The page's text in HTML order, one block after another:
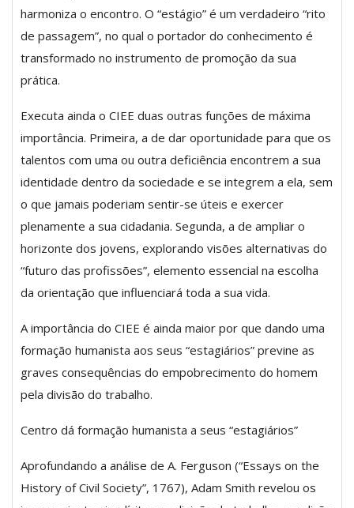
harmoniza o encontro. O “estágio” é um verdadeiro “rito
de passagem”, no qual o portador do conhecimento é
transformado no instrumento de promoção da sua
prática.
Executa ainda o CIEE duas outras funções de máxima
importância. Primeira, a de dar oportunidade para que os
talentos com uma ou outra deficiência encontrem a sua
identidade dentro da sociedade e se integrem a ela, sem
o que jamais poderiam sentir-se úteis e exercer
plenamente a sua cidadania. Segunda, a de ampliar o
horizonte dos jovens, explorando visões alternativas do
“futuro das profissões”, elemento essencial na escolha
da orientação que influenciará toda a sua vida.
A importância do CIEE é ainda maior por que dando uma
formação humanista aos seus “estagiários” previne as
graves consequências do empobrecimento do homem
pela divisão do trabalho.
Centro dá formação humanista a seus “estagiários”
Aprofundando a análise de A. Ferguson (“Essays on the
History of Civil Society”, 1767), Adam Smith revelou os